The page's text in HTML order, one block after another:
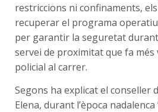
restriccions ni confinaments,
recuperar el programa
per garantir la seguretat
servei de proximitat que fa més
policial al carrer.
Segons ha explicat el conseller
Elena, durant l’època